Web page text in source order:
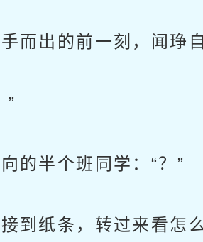
出的前一刻，闻琤
的半个班同学：“？”
纸条，转过来看怎